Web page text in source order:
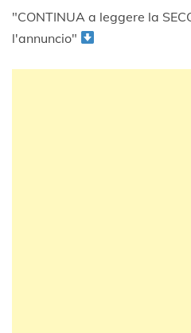
"CONTINUA a leggere la
l'annuncio"